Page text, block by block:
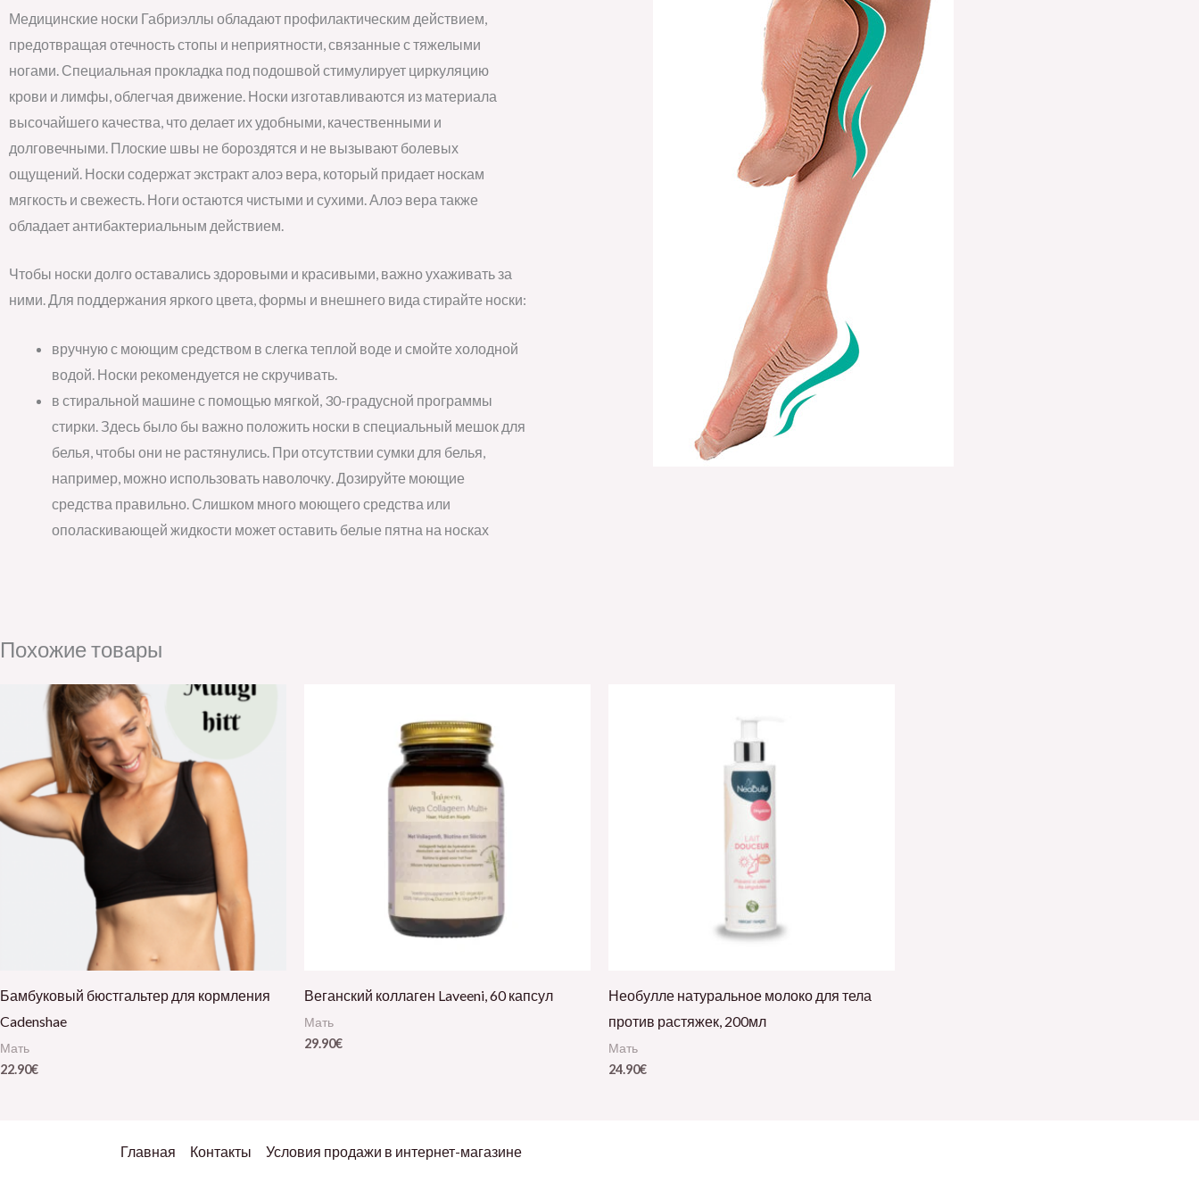
Медицинские носки Габриэллы обладают профилактическим действием,
предотвращая отечность стопы и неприятности, связанные с тяжелыми
ногами. Специальная прокладка под подошвой стимулирует циркуляцию
крови и лимфы, облегчая движение. Носки изготавливаются из материала
высочайшего качества, что делает их удобными, качественными и
долговечными. Плоские швы не бороздятся и не вызывают болевых
ощущений. Носки содержат экстракт алоэ вера, который придает носкам
мягкость и свежесть. Ноги остаются чистыми и сухими. Алоэ вера также
обладает антибактериальным действием.
Чтобы носки долго оставались здоровыми и красивыми, важно ухаживать за
ними. Для поддержания яркого цвета, формы и внешнего вида стирайте носки:
вручную с моющим средством в слегка теплой воде и смойте холодной
водой. Носки рекомендуется не скручивать.
в стиральной машине с помощью мягкой, 30-градусной программы
стирки. Здесь было бы важно положить носки в специальный мешок для
белья, чтобы они не растянулись. При отсутствии сумки для белья,
например, можно использовать наволочку. Дозируйте моющие
средства правильно. Слишком много моющего средства или
ополаскивающей жидкости может оставить белые пятна на носках
Похожие товары
Бамбуковый бюстгальтер для кормления
Cadenshae
Мать
22.90€
Веганский коллаген Laveeni, 60 капсул
Мать
29.90€
Необулле натуральное молоко для тела
против растяжек, 200мл
Мать
24.90€
Главная Контакты Условия продажи в интернет-магазине